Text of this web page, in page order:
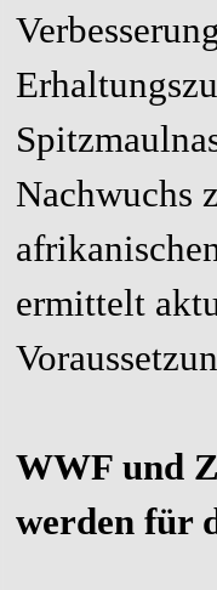
Nachwuchs
ermittelt
WWF und
werden